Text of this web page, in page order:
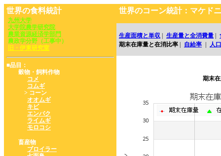
世界の食料統計
九州大学
大学院農学研究院
農業資源経済学部門
農政学分野（工事中）
旧・伊東研究室
■品目：
穀物・飼料作物
コメ
コムギ
> コーン
オオムギ
キビ
エンバク
ライムギ
モロコシ
畜産物
ブロイラー
世界のコーン統計：マケド
生産面積と単収 生産量と全消費量
期末在庫量と在消比率
自給率 人口
期末